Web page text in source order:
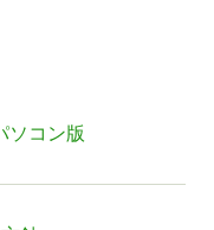
ソコン版